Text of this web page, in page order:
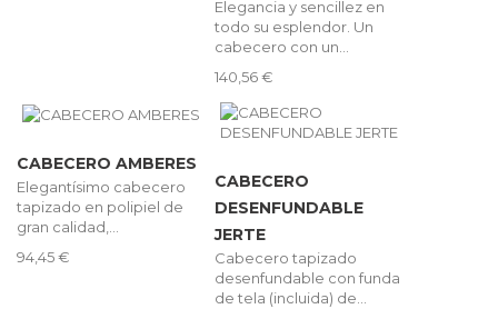
Elegancia y sencillez en
todo su esplendor. Un
cabecero con un...
140,56 €
CABECERO AMBERES
Elegantísimo cabecero
tapizado en polipiel de
gran calidad,...
94,45 €
CABECERO
DESENFUNDABLE
JERTE
Cabecero tapizado
desenfundable con funda
de tela (incluida) de...